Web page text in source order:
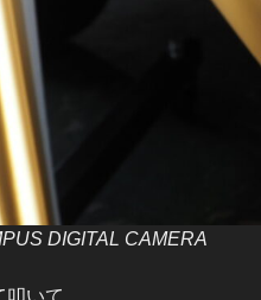
DIGITAL CAMERA